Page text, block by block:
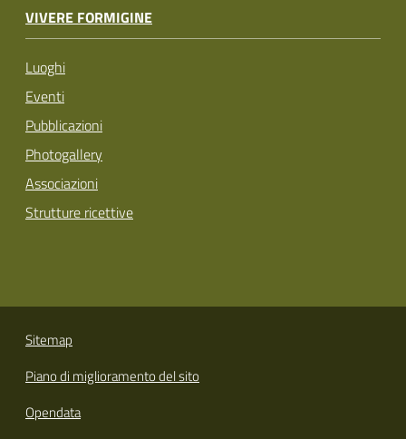
VIVERE FORMIGINE
Luoghi
Eventi
Pubblicazioni
Photogallery
Associazioni
Strutture ricettive
Sitemap
Piano di miglioramento del sito
Opendata